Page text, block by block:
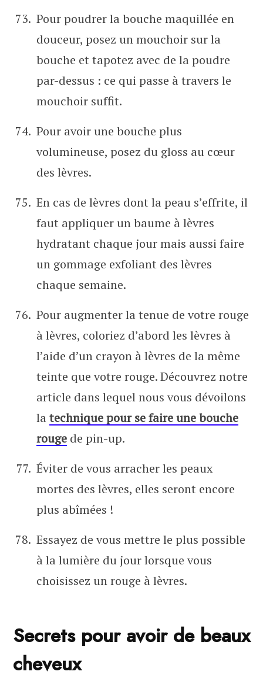
Pour poudrer la bouche maquillée en
douceur, posez un mouchoir sur la
bouche et tapotez avec de la poudre
par-dessus : ce qui passe à travers le
mouchoir suffit.
Pour avoir une bouche plus
volumineuse, posez du gloss au cœur
des lèvres.
En cas de lèvres dont la peau s’effrite, il
faut appliquer un baume à lèvres
hydratant chaque jour mais aussi faire
un gommage exfoliant des lèvres
chaque semaine.
Pour augmenter la tenue de votre rouge
à lèvres, coloriez d’abord les lèvres à
l’aide d’un crayon à lèvres de la même
teinte que votre rouge. Découvrez notre
article dans lequel nous vous dévoilons
la technique pour se faire une bouche
rouge de pin-up.
Éviter de vous arracher les peaux
mortes des lèvres, elles seront encore
plus abîmées !
Essayez de vous mettre le plus possible
à la lumière du jour lorsque vous
choisissez un rouge à lèvres.
Secrets pour avoir de beaux
cheveux